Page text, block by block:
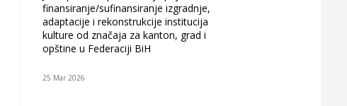
finansiranje/sufinansiranje izgradnje,
adaptacije i rekonstrukcije institucija
kulture od značaja za kanton, grad i
opštine u Federaciji BiH
25 Mar 2026